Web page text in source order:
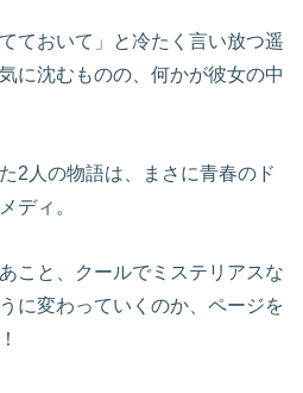
ておいて」と冷たく言い放つ遥
に沈むものの、何かが彼女の中
2人の物語は、まさに青春のド
ディ。
こと、クールでミステリアスな
に変わっていくのか、ページを